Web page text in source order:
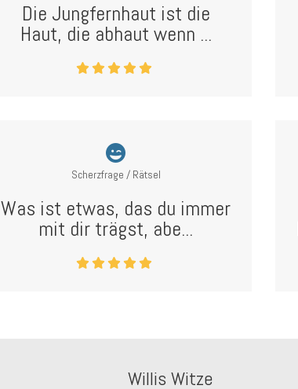
Die Jungfernhaut ist die
Haut, die abhaut wenn ...
Scherzfrage / Rätsel
Was ist etwas, das du immer
mit dir trägst, abe...
Willis Witze